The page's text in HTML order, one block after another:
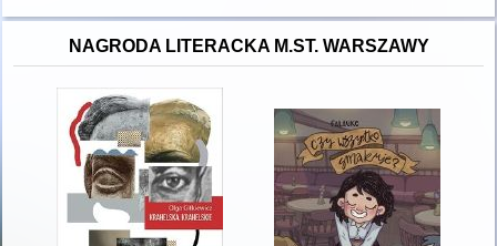
NAGRODA LITERACKA M.ST. WARSZAWY